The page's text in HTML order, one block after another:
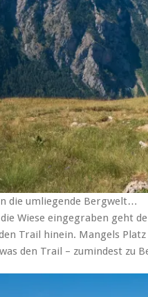
die umliegende Bergwelt…
Wiese eingegraben geht
Trail hinein. Mangels
den Trail – zumindest zu